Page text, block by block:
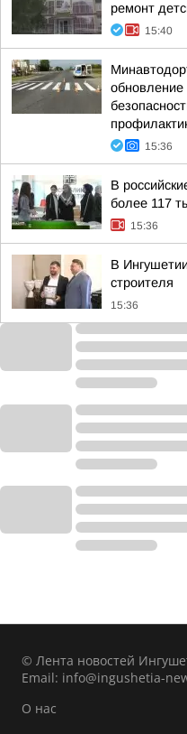
ремонт
15:40
15:36
В
более 117
15:36
В
строителя
15:36
© Лента новостей
Email: info@ingushetia-
О нас